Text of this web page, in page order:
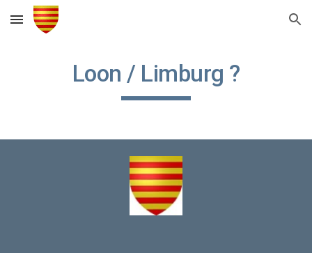
Skip to main content Skip to navigation
Loon / Limburg ?